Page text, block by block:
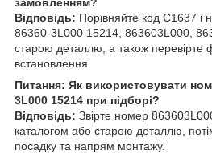
замовленням?
Відповідь: Порівняйте код C1637
86360-3L000 15214, 863603L000,
старою деталлю, а також перевірте
встановлення.
Питання: Як використовувати
3L000 15214 при підборі?
Відповідь: Звірте номер
каталогом або старою деталлю,
посадку та напрям монтажу.